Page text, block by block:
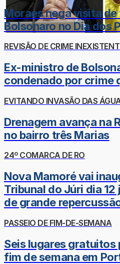
Moraes nega visita
Bolsonaro no Dia dos
REVISÃO DE CRIME
Ex-ministro de
condenado por crime
EVITANDO INVASÃO DAS
Drenagem avança na
no bairro três Marias
24º COMARCA DE RO
Nova Mamoré vai
Tribunal do Júri dia
de grande
PASSEIO DE FIM-DE-SEMANA
Seis lugares gratuitos
fim de semana em